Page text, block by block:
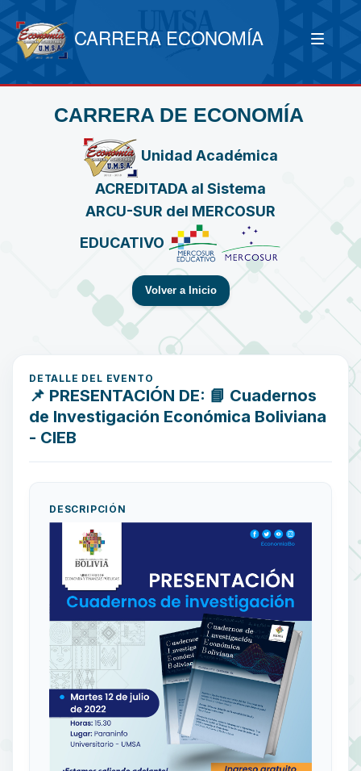
CARRERA ECONOMÍA
CARRERA DE ECONOMÍA
Unidad Académica
ACREDITADA al Sistema
ARCU-SUR del MERCOSUR
EDUCATIVO
Volver a Inicio
DETALLE DEL EVENTO
📌 PRESENTACIÓN DE: 📘 Cuadernos
de Investigación Económica Boliviana
- CIEB
DESCRIPCIÓN